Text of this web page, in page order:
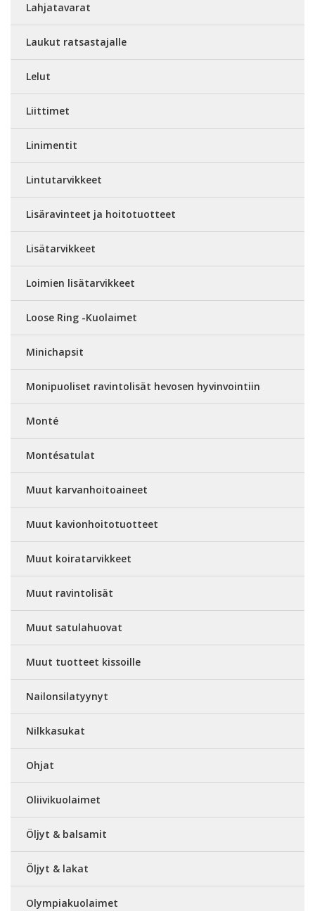
Lahjatavarat
Laukut ratsastajalle
Lelut
Liittimet
Linimentit
Lintutarvikkeet
Lisäravinteet ja hoitotuotteet
Lisätarvikkeet
Loimien lisätarvikkeet
Loose Ring -Kuolaimet
Minichapsit
Monipuoliset ravintolisät hevosen hyvinvointiin
Monté
Montésatulat
Muut karvanhoitoaineet
Muut kavionhoitotuotteet
Muut koiratarvikkeet
Muut ravintolisät
Muut satulahuovat
Muut tuotteet kissoille
Nailonsilatyynyt
Nilkkasukat
Ohjat
Oliivikuolaimet
Öljyt & balsamit
Öljyt & lakat
Olympiakuolaimet